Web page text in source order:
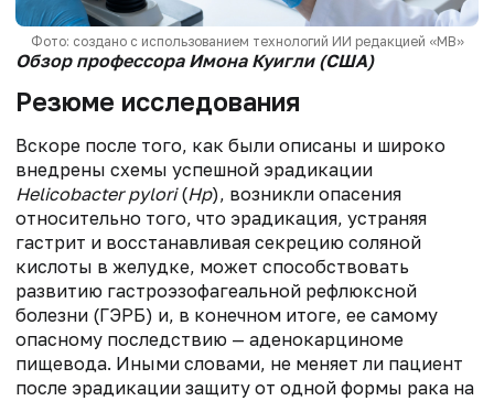
Фото: создано с использованием технологий ИИ редакцией «МВ»
Обзор профессора Имона Куигли (США)
Резюме исследования
Вскоре после того, как были описаны и широко
внедрены схемы успешной эрадикации
Helicobacter pylori(Hp), возникли опасения
относительно того, что эрадикация, устраняя
гастрит и восстанавливая секрецию соляной
кислоты в желудке, может способствовать
развитию гастроэзофагеальной рефлюксной
болезни (ГЭРБ) и, в конечном итоге, ее самому
опасному последствию — аденокарциноме
пищевода. Иными словами, не меняет ли пациент
после эрадикации защиту от одной формы рака на